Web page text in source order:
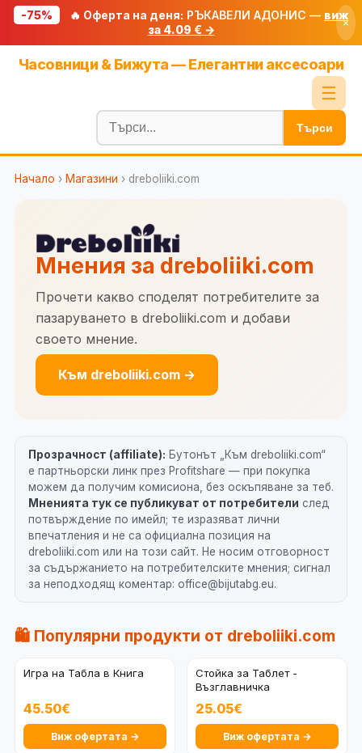
-75% 🔥 Оферта на деня: РЪКАВЕЛИ АДОНИС — виж
за 4.09 € →
×
Часовници & Бижута — Елегантни аксесоари
☰
Блог
🧮 Калкулатори
🔍 Намери продукт
🎟️ Купони
Търси
Начало › Магазини › dreboliiki.com
Мнения за dreboliiki.com
Прочети какво споделят потребителите за
пазаруването в dreboliiki.com и добави
своето мнение.
Към dreboliiki.com →
Прозрачност (affiliate): Бутонът „Към dreboliiki.com“
е партньорски линк през Profitshare — при покупка
можем да получим комисиона, без оскъпяване за теб.
Мненията тук се публикуват от потребители след
потвърждение по имейл; те изразяват лични
впечатления и не са официална позиция на
dreboliiki.com или на този сайт. Не носим отговорност
за съдържанието на потребителските мнения; сигнал
за неподходящ коментар: office@bijutabg.eu.
🛍️ Популярни продукти от dreboliiki.com
Игра на Табла в Книга
45.50€
Виж офертата →
Стойка за Таблет -
Възглавничка
25.05€
Виж офертата →